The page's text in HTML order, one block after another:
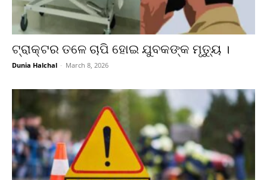
ଟ୍ରାକ୍ଟର ତଳେ ଚାପି ହୋଇ ଯୁବକଙ୍କ ମୃତ୍ୟୁ ।
Dunia Halchal - March 8, 2026